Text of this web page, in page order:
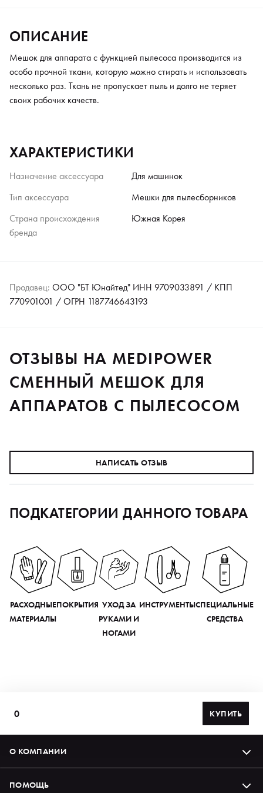
ОПИСАНИЕ
Мешок для аппарата с функцией пылесоса производится из
особо прочной ткани, которую можно стирать и использовать
несколько раз. Ткань не пропускает пыль и долго не теряет
своих рабочих качеств.
ХАРАКТЕРИСТИКИ
Назначение аксессуара
Для машинок
Тип аксессуара
Мешки для пылесборников
Страна происхождения
бренда
Южная Корея
Продавец: ООО "БТ Юнайтед" ИНН 9709033891 / КПП
770901001 / ОГРН 1187746643193
ОТЗЫВЫ НА MEDIPOWER
CМЕННЫЙ МЕШОК ДЛЯ
АППАРАТОВ С ПЫЛЕСОСОМ
НАПИСАТЬ ОТЗЫВ
ПОДКАТЕГОРИИ ДАННОГО ТОВАРА
РАСХОДНЫЕ
МАТЕРИАЛЫ
ПОКРЫТИЯ УХОД ЗА
РУКАМИ И
НОГАМИ
ИНСТРУМЕНТЫСПЕЦИАЛЬНЫЕ
СРЕДСТВА
0 КУПИТЬ
О КОМПАНИИ
ПОМОЩЬ